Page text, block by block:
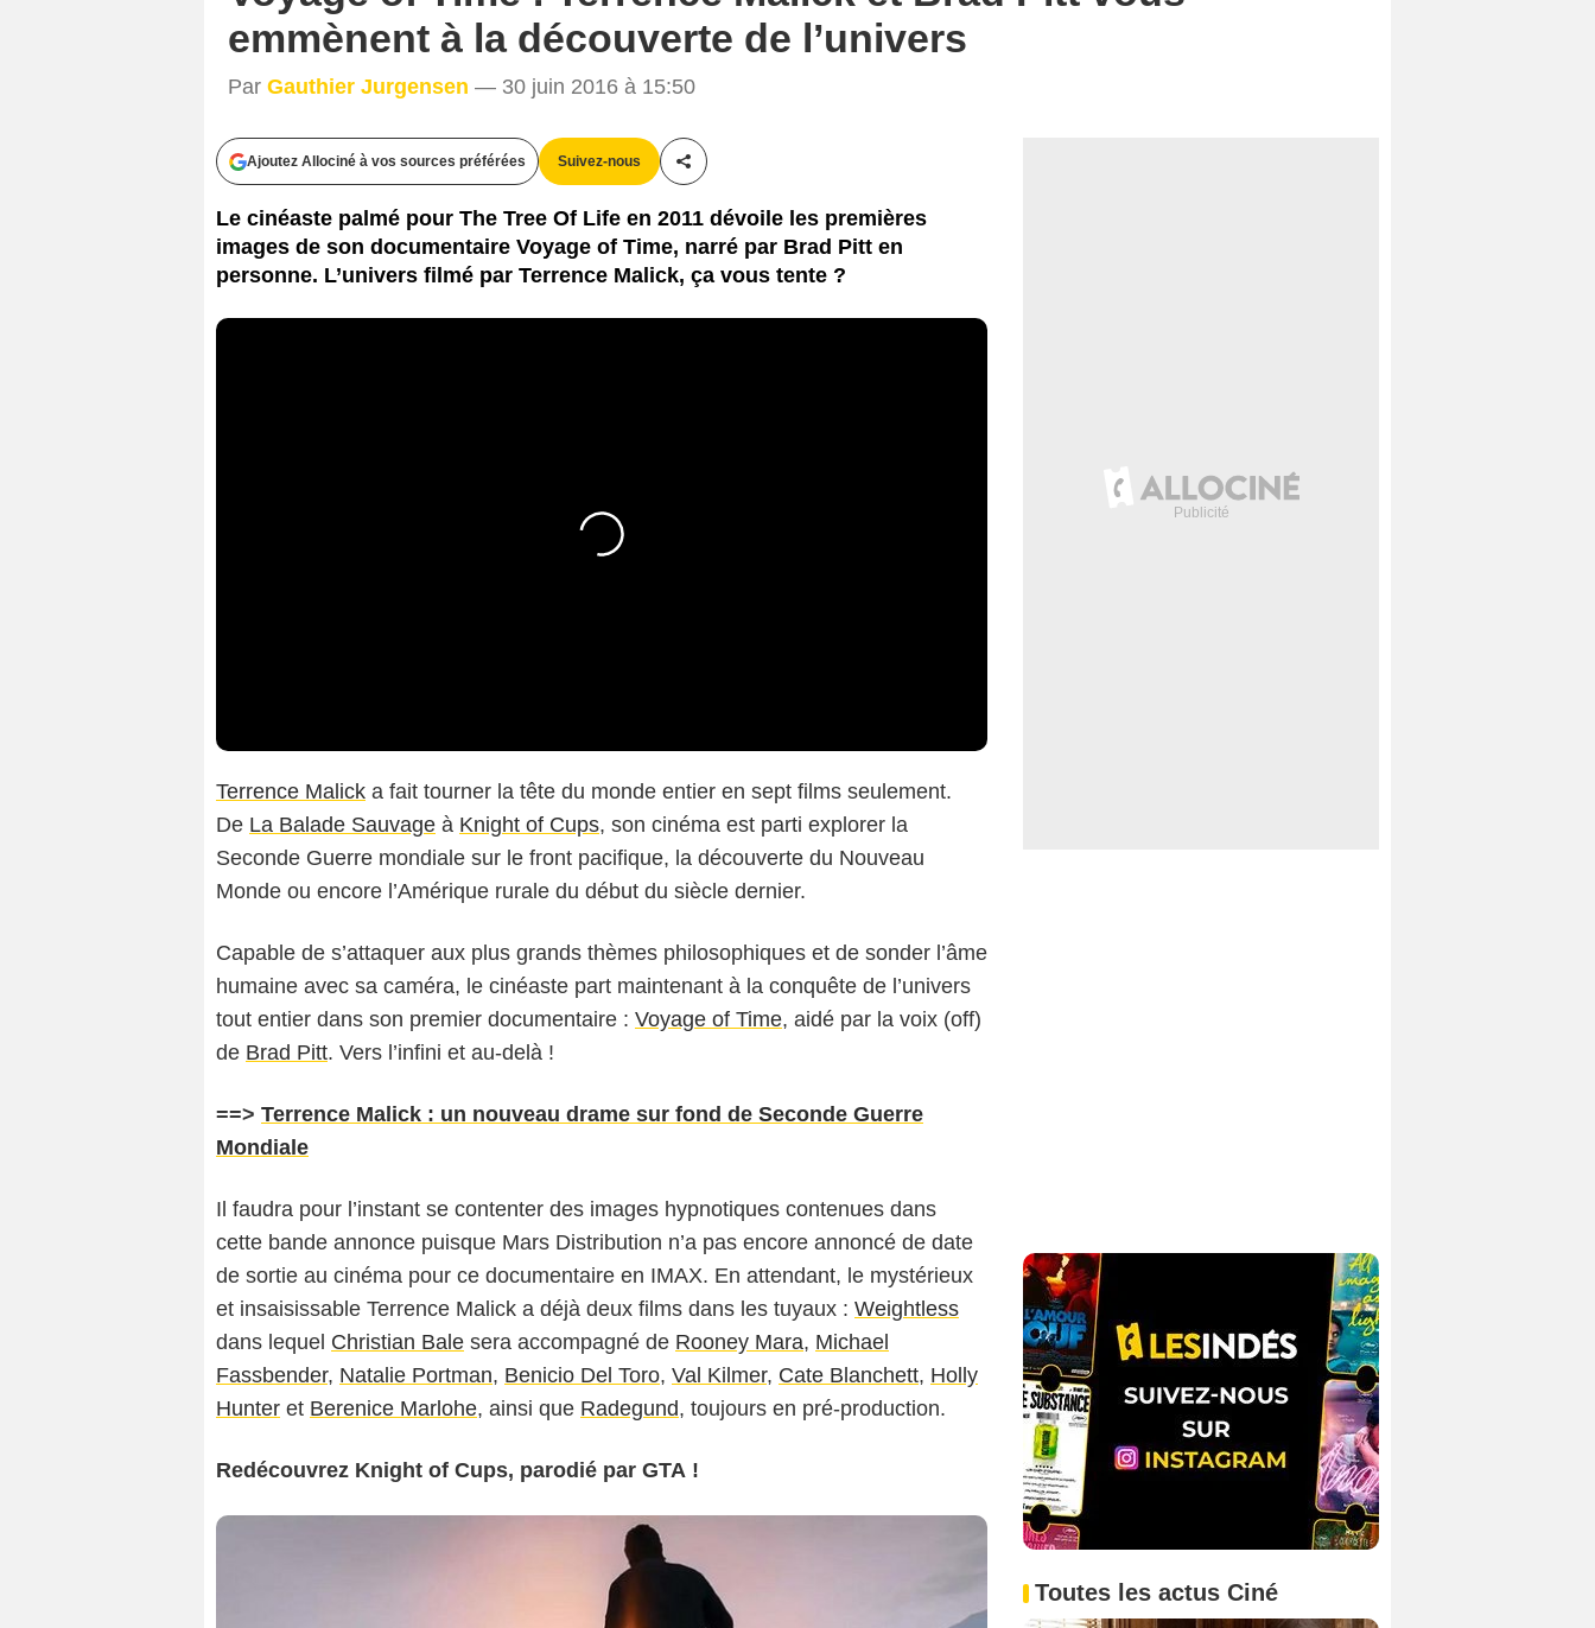
emmènent à la découverte de l’univers
Par Gauthier Jurgensen — 30 juin 2016 à 15:50
Ajoutez Allociné à vos sources préférées Suivez-nous
Partager cet article
Le cinéaste palmé pour The Tree Of Life en 2011 dévoile les premières
images de son documentaire Voyage of Time, narré par Brad Pitt en
personne. L’univers filmé par Terrence Malick, ça vous tente ?
Terrence Malick a fait tourner la tête du monde entier en sept films seulement.
De La Balade Sauvage à Knight of Cups, son cinéma est parti explorer la
Seconde Guerre mondiale sur le front pacifique, la découverte du Nouveau
Monde ou encore l’Amérique rurale du début du siècle dernier.
Capable de s’attaquer aux plus grands thèmes philosophiques et de sonder l’âme
humaine avec sa caméra, le cinéaste part maintenant à la conquête de l’univers
tout entier dans son premier documentaire : Voyage of Time, aidé par la voix (off)
de Brad Pitt. Vers l’infini et au-delà !
==> Terrence Malick : un nouveau drame sur fond de Seconde Guerre
Mondiale
Il faudra pour l’instant se contenter des images hypnotiques contenues dans
cette bande annonce puisque Mars Distribution n’a pas encore annoncé de date
de sortie au cinéma pour ce documentaire en IMAX. En attendant, le mystérieux
et insaisissable Terrence Malick a déjà deux films dans les tuyaux : Weightless
dans lequel Christian Bale sera accompagné de Rooney Mara, Michael
Fassbender, Natalie Portman, Benicio Del Toro, Val Kilmer, Cate Blanchett, Holly
Hunter et Berenice Marlohe, ainsi que Radegund, toujours en pré-production.
Redécouvrez Knight of Cups, parodié par GTA !
Toutes les actus Ciné